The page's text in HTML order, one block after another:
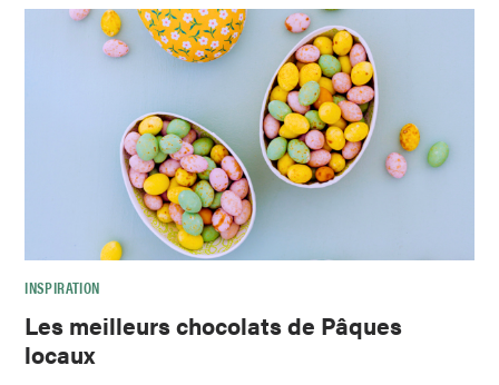
INSPIRATION
Les meilleurs chocolats de Pâques
locaux